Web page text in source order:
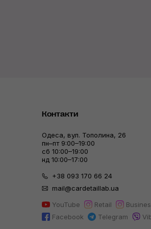
Контакти
Одеса, вул. Тополина, 26
пн–пт 9:00–19:00
сб 10:00–19:00
нд 10:00–17:00
+38 093 170 66 24
mail@cardetaillab.ua
YouTube
Retail
Facebook
Telegram